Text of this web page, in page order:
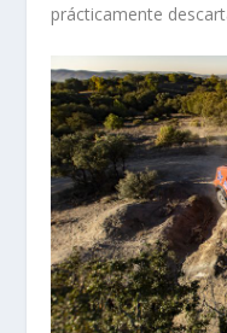
prácticamente